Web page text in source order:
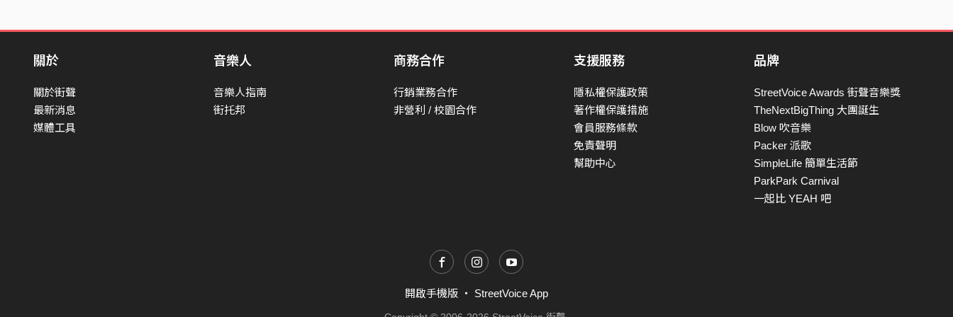
關於
關於街聲
最新消息
媒體工具
音樂人
音樂人指南
街托邦
商務合作
行銷業務合作
非營利 / 校園合作
支援服務
隱私權保護政策
著作權保護措施
會員服務條款
免責聲明
幫助中心
品牌
StreetVoice Awards 街聲音樂獎
TheNextBigThing 大團誕生
Blow 吹音樂
Packer 派歌
SimpleLife 簡單生活節
ParkPark Carnival
一起比 YEAH 吧
開啟手機版 ・ StreetVoice App